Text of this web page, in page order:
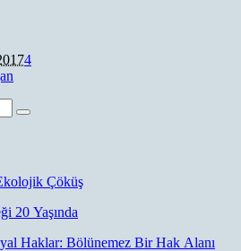
4
Çöküş
20 Yaşında
Haklar: Bölünemez Bir Hak Alanı